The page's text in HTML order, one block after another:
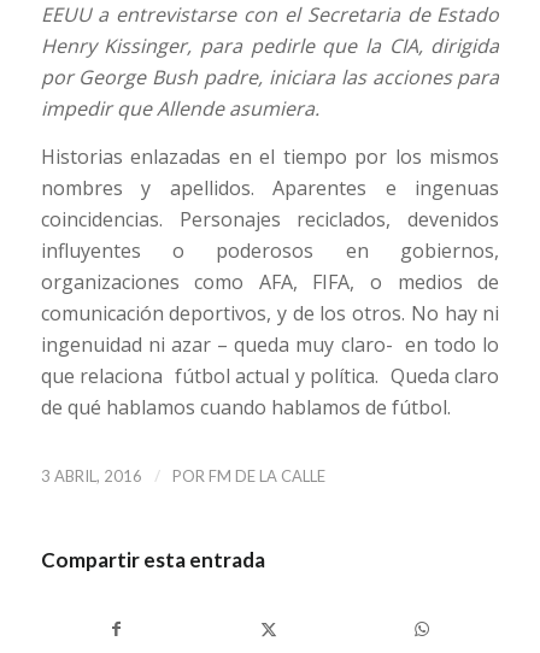
EEUU a entrevistarse con el Secretaria de Estado
Henry Kissinger, para pedirle que la CIA, dirigida
por George Bush padre, iniciara las acciones para
impedir que Allende asumiera.
Historias enlazadas en el tiempo por los mismos
nombres y apellidos. Aparentes e ingenuas
coincidencias. Personajes reciclados, devenidos
influyentes o poderosos en gobiernos,
organizaciones como AFA, FIFA, o medios de
comunicación deportivos, y de los otros. No hay ni
ingenuidad ni azar – queda muy claro- en todo lo
que relaciona fútbol actual y política. Queda claro
de qué hablamos cuando hablamos de fútbol.
3 ABRIL, 2016 / POR FM DE LA CALLE
Compartir esta entrada